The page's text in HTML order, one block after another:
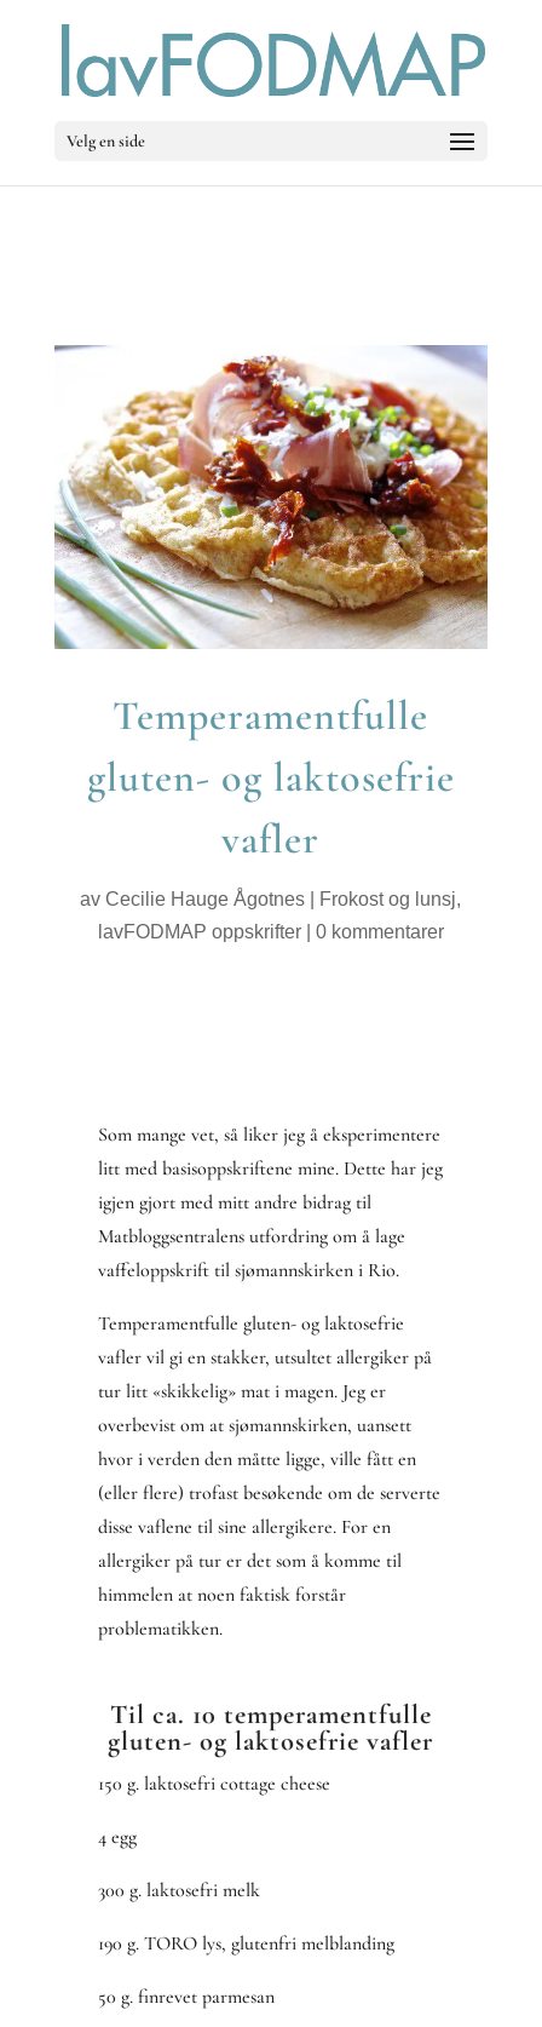
Velg en side
Temperamentfulle
gluten- og laktosefrie
vafler
avCecilie Hauge Ågotnes Frokost og lunsj,
lavFODMAP oppskrifter| 0 kommentarer
Som mange vet, så liker jeg å eksperimentere
litt med basisoppskriftene mine. Dette har jeg
igjen gjort med mitt andre bidrag til
Matbloggsentralens utfordring om å lage
vaffeloppskrift til sjømannskirken i Rio.
Temperamentfulle gluten- og laktosefrie
vafler vil gi en stakker, utsultet allergiker på
tur litt «skikkelig» mat i magen. Jeg er
overbevist om at sjømannskirken, uansett
hvor i verden den måtte ligge, ville fått en
(eller flere) trofast besøkende om de serverte
disse vaflene til sine allergikere. For en
allergiker på tur er det som å komme til
himmelen at noen faktisk forstår
problematikken.
Til ca. 10 temperamentfulle
gluten- og laktosefrie vafler
150 g. laktosefri cottage cheese
4 egg
300 g. laktosefri melk
190 g. TORO lys, glutenfri melblanding
50 g. finrevet parmesan